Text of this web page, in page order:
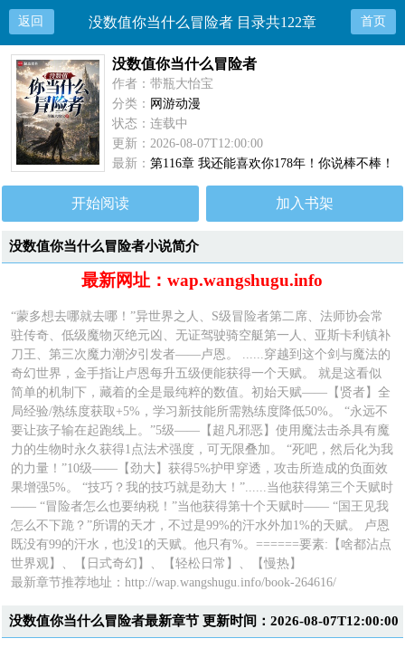
返回 没数值你当什么冒险者 目录共122章 首页
没数值你当什么冒险者
作者：带瓶大怡宝
分类： 网游动漫
状态：连载中
更新：2026-08-07T12:00:00
最新：第116章 我还能喜欢你178年！你说棒不棒！
开始阅读 加入书架
没数值你当什么冒险者小说简介
最新网址：wap.wangshugu.info
“蒙多想去哪就去哪！”异世界之人、S级冒险者第二席、法师协会常
驻传奇、低级魔物灭绝元凶、无证驾驶骑空艇第一人、亚斯卡利镇补
刀王、第三次魔力潮汐引发者——卢恩。 ......穿越到这个剑与魔法的
奇幻世界，金手指让卢恩每升五级便能获得一个天赋。 就是这看似
简单的机制下，藏着的全是最纯粹的数值。初始天赋——【贤者】全
局经验/熟练度获取+5%，学习新技能所需熟练度降低50%。 “永远不
要让孩子输在起跑线上。”5级——【超凡邪恶】使用魔法击杀具有魔
力的生物时永久获得1点法术强度，可无限叠加。 “死吧，然后化为我
的力量！”10级——【劲大】获得5%护甲穿透，攻击所造成的负面效
果增强5%。 “技巧？我的技巧就是劲大！”......当他获得第三个天赋时
—— “冒险者怎么也要纳税！”当他获得第十个天赋时—— “国王见我
怎么不下跪？”所谓的天才，不过是99%的汗水外加1%的天赋。 卢恩
既没有99的汗水，也没1的天赋。他只有%。======要素:【啥都沾点
世界观】、【日式奇幻】、【轻松日常】、【慢热】
最新章节推荐地址：http://wap.wangshugu.info/book-264616/
没数值你当什么冒险者最新章节 更新时间：2026-08-07T12:00:00